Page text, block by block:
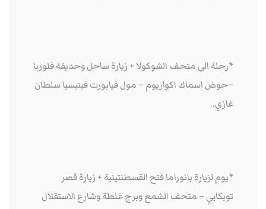
*رحلة الى متحف الشوكولا + زيارة ساحل وحديقة فلوريا
–حوض اسماك اكواريوم – مول فيابورت فينيسيا سلطان
غازي.
*يوم لزيارة بانوراما فتح القسطنتينية + زيارة قصر
توبكابي – متحف الشمع وبرج غلطة وشارع الاستقلال